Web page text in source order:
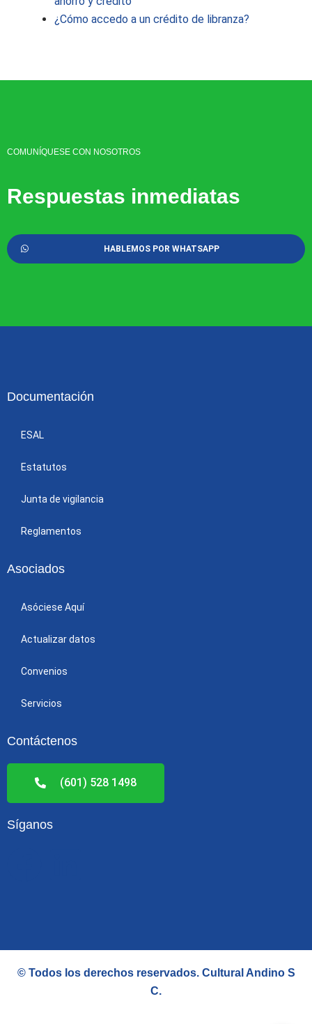
¿Cómo accedo a un crédito de libranza?
COMUNÍQUESE CON NOSOTROS
Respuestas inmediatas
HABLEMOS POR WHATSAPP
Documentación
ESAL
Estatutos
Junta de vigilancia
Reglamentos
Asociados
Asóciese Aquí
Actualizar datos
Convenios
Servicios
Contáctenos
(601) 528 1498
Síganos
e k
© Todos los derechos reservados. Cultural Andino S
C.